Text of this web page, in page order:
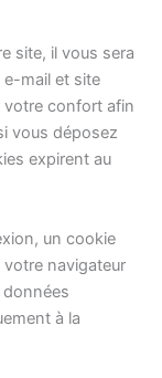
site, il vous sera
e-mail et site
votre confort afin
vous déposez
expirent au
un cookie
navigateur
à la